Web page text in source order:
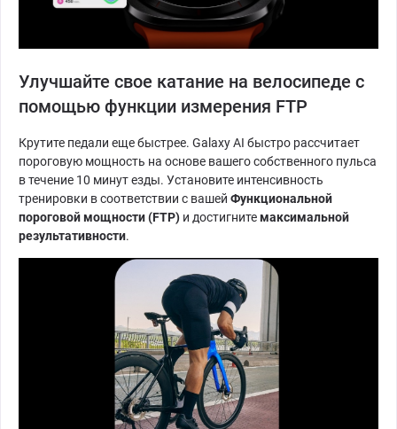
Улучшайте свое катание на велосипеде с
помощью функции измерения FTP
Крутите педали еще быстрее. Galaxy AI быстро рассчитает
пороговую мощность на основе вашего собственного пульса
в течение 10 минут езды. Установите интенсивность
тренировки в соответствии с вашей Функциональной
пороговой мощности (FTP) и достигнитемаксимальной
результативности.